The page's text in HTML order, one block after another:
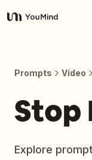
YouMind
Habilidades
Prompts Vídeo
Stop
Explore